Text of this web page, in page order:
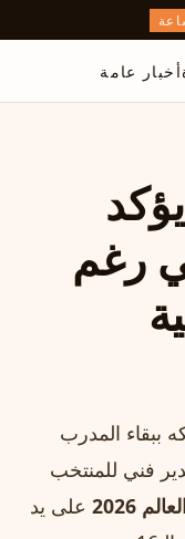
أخبار عامة
رغم
ببقاء المدرب
فني للمنتخب
2026
على يد